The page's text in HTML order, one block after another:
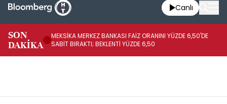
Canlı
SON
DAKİKA
MEKSİKA MERKEZ BANKASI FAİZ ORANINI YÜZDE 6,50'DE
SABİT BIRAKTI; BEKLENTİ YÜZDE 6,50